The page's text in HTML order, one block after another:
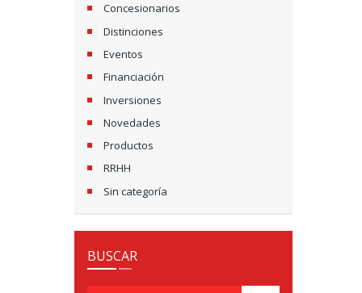
Concesionarios
Distinciones
Eventos
Financiación
Inversiones
Novedades
Productos
RRHH
Sin categoría
BUSCAR